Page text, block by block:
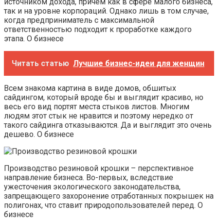
источником дохода, причем как в сфере малого бизнеса,
так и на уровне корпораций. Однако лишь в том случае,
когда предприниматель с максимальной
ответственностью подходит к проработке каждого
этапа. О бизнесе
Читать статью Лучшие бизнес-идеи для женщин
Всем знакома картина в виде домов, обшитых
сайдингом, который вроде бы и выглядит красиво, но
весь его вид портят места стыков листов. Многим
людям этот стык не нравится и поэтому нередко от
такого сайдинга отказываются. Да и выглядит это очень
дешево. О бизнесе
Производство резиновой крошки – перспективное
направление бизнеса. Во-первых, вследствие
ужесточения экологического законодательства,
запрещающего захоронение отработанных покрышек на
полигонах, что ставит природопользователей перед. О
бизнесе